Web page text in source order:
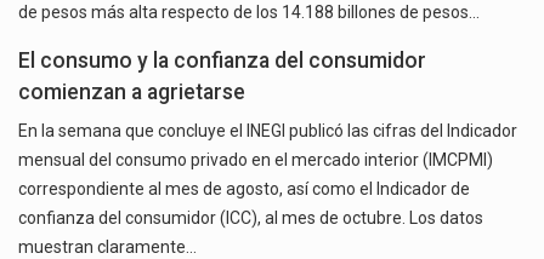
de pesos más alta respecto de los 14.188 billones de pesos…
El consumo y la confianza del consumidor
comienzan a agrietarse
En la semana que concluye el INEGI publicó las cifras del Indicador
mensual del consumo privado en el mercado interior (IMCPMI)
correspondiente al mes de agosto, así como el Indicador de
confianza del consumidor (ICC), al mes de octubre. Los datos
muestran claramente…